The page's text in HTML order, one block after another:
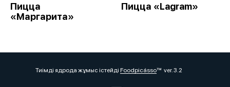
Пицца
«Маргарита»
Пицца «Lagram»
Тиімді ядрода жұмыс істейді Foodpicássover. 3.2